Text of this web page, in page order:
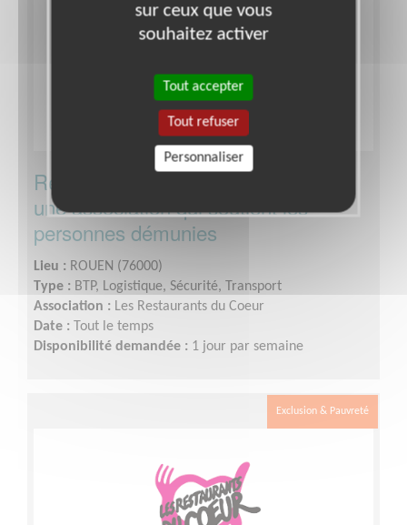
Référent(e) Régional(e) projets pour
une association qui soutient les
personnes démunies
Lieu : ROUEN (76000)
Type : BTP, Logistique, Sécurité, Transport
Association : Les Restaurants du Coeur
Date : Tout le temps
Disponibilité demandée : 1 jour par semaine
Exclusion & Pauvreté
sur ceux que vous
souhaitez activer
Tout accepter
Tout refuser
Personnaliser